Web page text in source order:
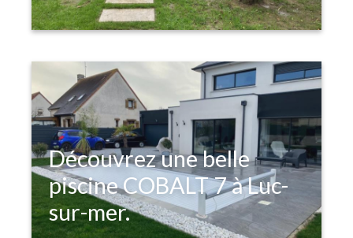
Découvrez une belle
piscine COBALT 7 à Luc-
sur-mer.